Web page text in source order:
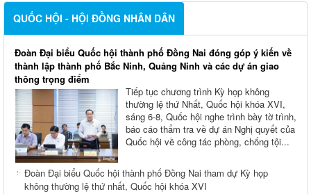
QUỐC HỘI - HỘI ĐỒNG NHÂN DÂN
Đoàn Đại biểu Quốc hội thành phố Đồng Nai đóng góp ý kiến về
thành lập thành phố Bắc Ninh, Quảng Ninh và các dự án giao
thông trọng điểm
Tiếp tục chương trình Kỳ họp không
thường lệ thứ Nhất, Quốc hội khóa XVI,
sáng 6-8, Quốc hội nghe trình bày tờ trình,
báo cáo thẩm tra về dự án Nghị quyết của
Quốc hội về công tác phòng, chống tội...
Đoàn Đại biểu Quốc hội thành phố Đồng Nai tham dự Kỳ họp
không thường lệ thứ nhất, Quốc hội khóa XVI